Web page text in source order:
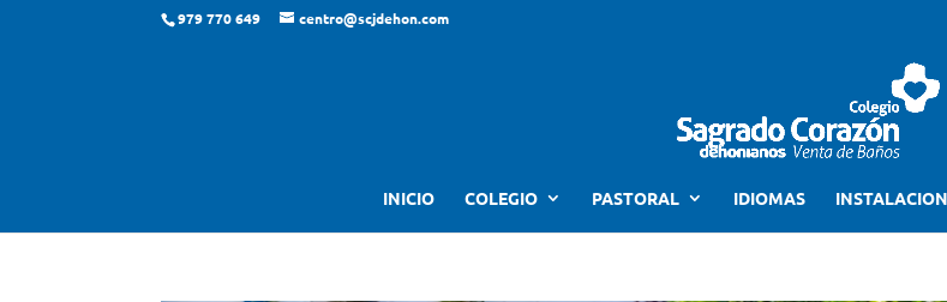
979 770 649 centro@scjdehon.com
INICIO COLEGIO PASTORAL IDIOMAS